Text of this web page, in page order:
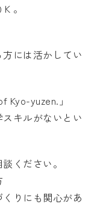
。
には活かしてい
Kyo-yuzen.」
キルがないとい
ください。
りにも関心があ